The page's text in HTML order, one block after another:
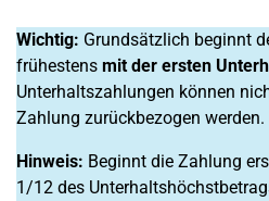
Wichtig: Grundsätzlich beginnt
frühestens mit der ersten
Unterhaltszahlungen können
Zahlung zurückbezogen werden.
Hinweis: Beginnt die Zahlung
1/12 des